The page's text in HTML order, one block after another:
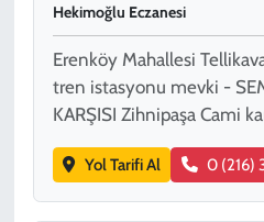
Hekimoğlu Eczanesi
Erenköy Mahallesi
tren istasyonu mevki -
KARŞISI Zihnipaşa Cami
Yol Tarifi Al 0 (216)